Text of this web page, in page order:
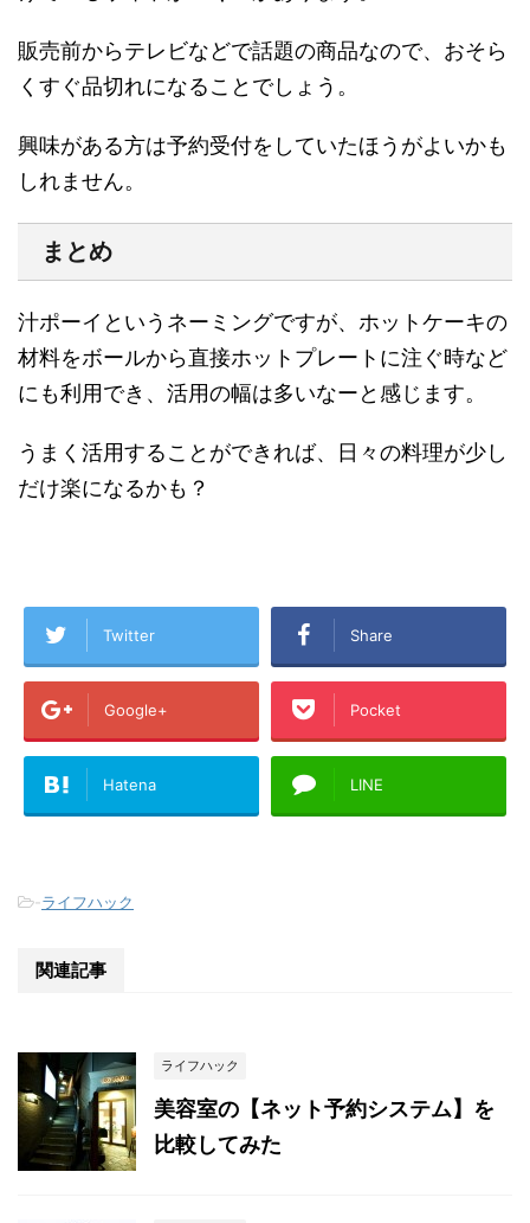
販売前からテレビなどで話題の商品なので、おそら
くすぐ品切れになることでしょう。
興味がある方は予約受付をしていたほうがよいかも
しれません。
まとめ
汁ポーイというネーミングですが、ホットケーキの
材料をボールから直接ホットプレートに注ぐ時など
にも利用でき、活用の幅は多いなーと感じます。
うまく活用することができれば、日々の料理が少し
だけ楽になるかも？
Twitter Share
Google+ Pocket
Hatena LINE
-ライフハック
関連記事
ライフハック
美容室の【ネット予約システム】を
比較してみた